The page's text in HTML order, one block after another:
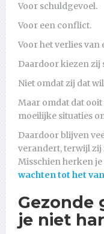
Voor schuldgevoel.
Voor een conflict.
Voor het verlies van
Daardoor kiezen zij
Niet omdat zij dat
Maar omdat dat
moeilijke situaties
Daardoor blijven
verandert, terwijl zij
Misschien herken
wachten tot het
Gezonde
je niet